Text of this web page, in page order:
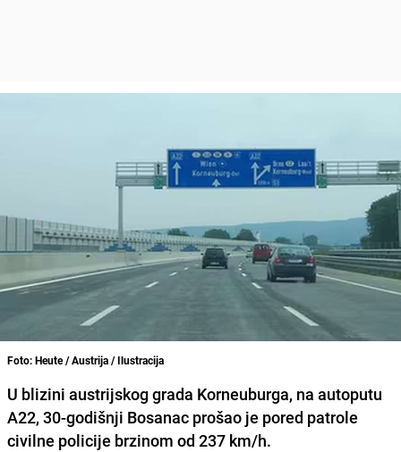
Foto: Heute / Austrija / Ilustracija
U blizini austrijskog grada Korneuburga, na autoputu
A22, 30-godišnji Bosanac prošao je pored patrole
civilne policije brzinom od 237 km/h.